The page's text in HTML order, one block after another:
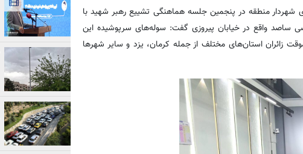
سیدمحمدرحیم مرتضوی شهردار منطقه در پنجمین جلسه هماهنگی تشییع رهبر شهید با
به مساحت حدود ۵ هزار مترمربع در اراضی ساصد واقع در خیابان پیروزی گفت: سوله‌های سرپوشیده این
زائران استان‌های مختلف از جمله کرمان، یزد و سایر شهرها